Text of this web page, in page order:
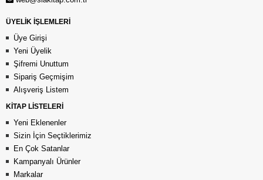
ÜYELİK İŞLEMLERİ
Üye Girişi
Yeni Üyelik
Şifremi Unuttum
Sipariş Geçmişim
Alışveriş Listem
KİTAP LİSTELERİ
Yeni Eklenenler
Sizin İçin Seçtiklerimiz
En Çok Satanlar
Kampanyalı Ürünler
Markalar